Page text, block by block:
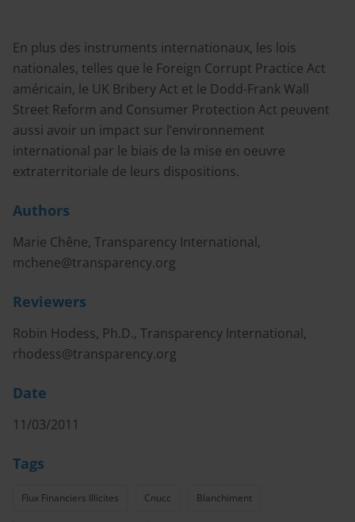
En plus des instruments internationaux, les lois
nationales, telles que le Foreign Corrupt Practice Act
américain, le UK Bribery Act et le Dodd-Frank Wall
Street Reform and Consumer Protection Act peuvent
aussi avoir un impact sur l’environnement
international par le biais de la mise en oeuvre
extraterritoriale de leurs dispositions.
Authors
Marie Chêne, Transparency International,
mchene@transparency.org
Reviewers
Robin Hodess, Ph.D., Transparency International,
rhodess@transparency.org
Date
11/03/2011
Tags
Flux Financiers Illicites Cnucc Blanchiment